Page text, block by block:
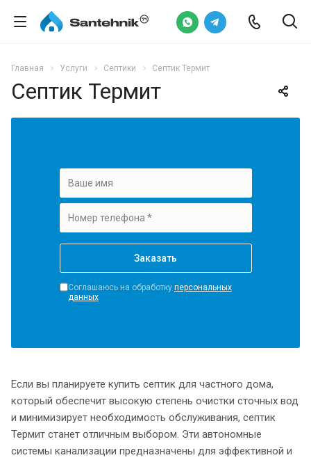
Главная Услуги Септики Септик Термит
Септик Термит
Соглашаюсь на обработку персональных
данных
Если вы планируете купить септик для частного дома,
который обеспечит высокую степень очистки сточных вод
и минимизирует необходимость обслуживания, септик
Термит станет отличным выбором. Эти автономные
системы канализации предназначены для эффективной и